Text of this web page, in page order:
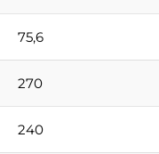
75,6
270
240